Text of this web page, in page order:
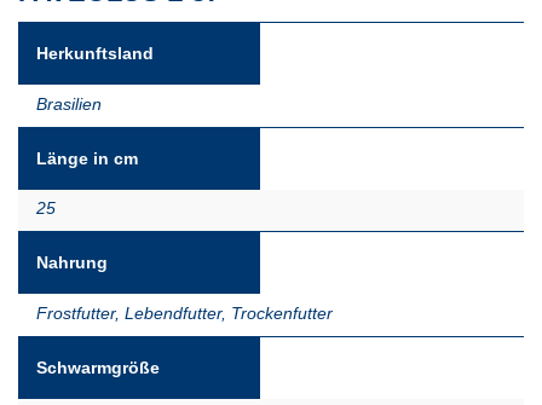
Herkunftsland
Brasilien
Länge in cm
25
Nahrung
Frostfutter, Lebendfutter, Trockenfutter
Schwarmgröße